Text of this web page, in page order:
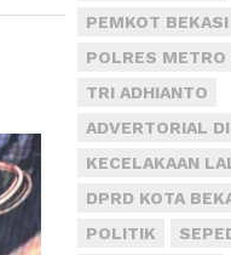
PEMKOT BEKASI
POLRES METRO
TRI ADHIANTO
ADVERTORIAL
KECELAKAAN
DPRD KOTA
POLITIK